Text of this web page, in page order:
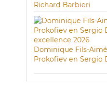
Richard Barbieri
Dominique Fils-
Prokofiev en Sergio